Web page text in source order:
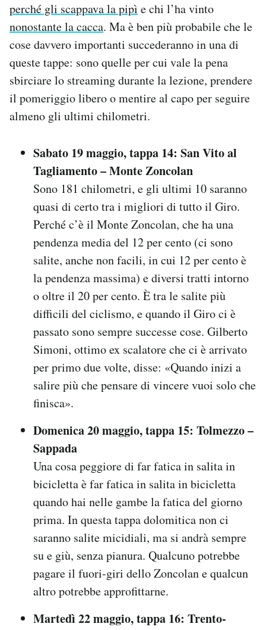
perché gli scappava la pipì e chi l’ha vinto
nonostante la cacca. Ma è ben più probabile che le
cose davvero importanti succederanno in una di
queste tappe: sono quelle per cui vale la pena
sbirciare lo streaming durante la lezione, prendere
il pomeriggio libero o mentire al capo per seguire
almeno gli ultimi chilometri.
Sabato 19 maggio, tappa 14: San Vito al
Tagliamento – Monte Zoncolan
Sono 181 chilometri, e gli ultimi 10 saranno
quasi di certo tra i migliori di tutto il Giro.
Perché c’è il Monte Zoncolan, che ha una
pendenza media del 12 per cento (ci sono
salite, anche non facili, in cui 12 per cento è
la pendenza massima) e diversi tratti intorno
o oltre il 20 per cento. È tra le salite più
difficili del ciclismo, e quando il Giro ci è
passato sono sempre successe cose. Gilberto
Simoni, ottimo ex scalatore che ci è arrivato
per primo due volte, disse: «Quando inizi a
salire più che pensare di vincere vuoi solo che
finisca».
Domenica 20 maggio, tappa 15: Tolmezzo –
Sappada
Una cosa peggiore di far fatica in salita in
bicicletta è far fatica in salita in bicicletta
quando hai nelle gambe la fatica del giorno
prima. In questa tappa dolomitica non ci
saranno salite micidiali, ma si andrà sempre
su e giù, senza pianura. Qualcuno potrebbe
pagare il fuori-giri dello Zoncolan e qualcun
altro potrebbe approfittarne.
Martedì 22 maggio, tappa 16: Trento-